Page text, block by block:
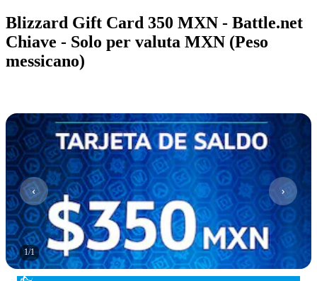
Blizzard Gift Card 350 MXN - Battle.net
Chiave - Solo per valuta MXN (Peso
messicano)
1/1